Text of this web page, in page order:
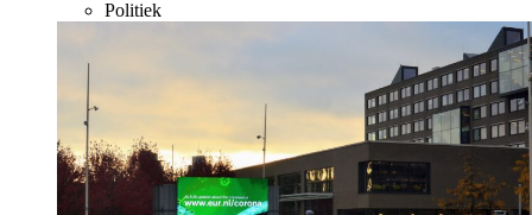
Politiek